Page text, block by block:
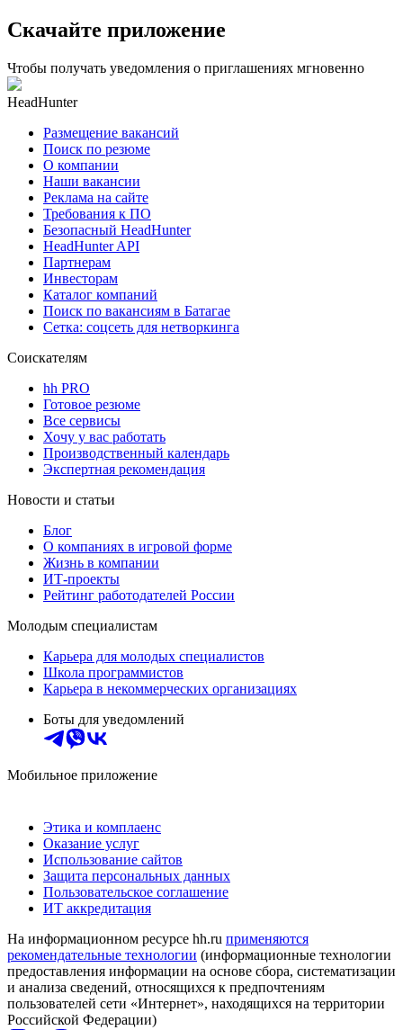
Скачайте приложение
Чтобы получать уведомления о приглашениях мгновенно
HeadHunter
Размещение вакансий
Поиск по резюме
О компании
Наши вакансии
Реклама на сайте
Требования к ПО
Безопасный HeadHunter
HeadHunter API
Партнерам
Инвесторам
Каталог компаний
Поиск по вакансиям в Батагае
Сетка: соцсеть для нетворкинга
Соискателям
hh PRO
Готовое резюме
Все сервисы
Хочу у вас работать
Производственный календарь
Экспертная рекомендация
Новости и статьи
Блог
О компаниях в игровой форме
Жизнь в компании
ИТ-проекты
Рейтинг работодателей России
Молодым специалистам
Карьера для молодых специалистов
Школа программистов
Карьера в некоммерческих организациях
Боты для уведомлений
Мобильное приложение
Этика и комплаенс
Оказание услуг
Использование сайтов
Защита персональных данных
Пользовательское соглашение
ИТ аккредитация
На информационном ресурсе hh.ru применяются
рекомендательные технологии (информационные технологии
предоставления информации на основе сбора, систематизации
и анализа сведений, относящихся к предпочтениям
пользователей сети «Интернет», находящихся на территории
Российской Федерации)